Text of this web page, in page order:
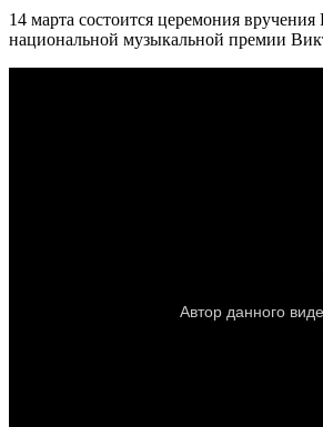
14 марта состоится церемония вручения
национальной музыкальной премии